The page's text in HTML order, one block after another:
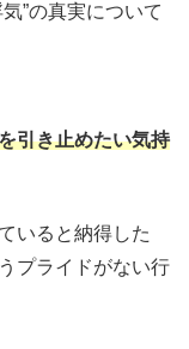
”の真実について
引き止めたい気持
いると納得した
プライドがない行